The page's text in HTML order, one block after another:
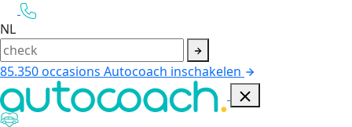
NL
85.350occasions Autocoach inschakelen